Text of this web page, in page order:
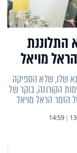
התלוננת
מויאל
שלו, שלא הספיקה
הקורונה, בוקר של
הזמר הראל מויאל
|
14:59